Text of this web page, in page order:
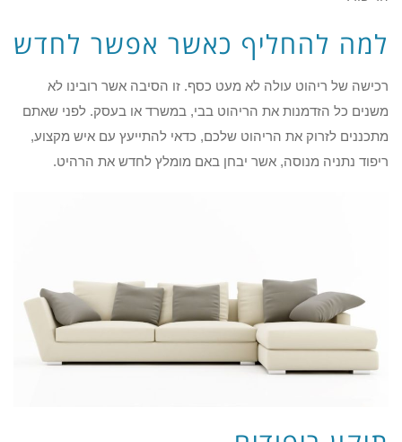
למה להחליף כאשר אפשר לחדש
רכישה של ריהוט עולה לא מעט כסף. זו הסיבה אשר רובינו לא
משנים כל הזדמנות את הריהוט בבי, במשרד או בעסק. לפני שאתם
מתכננים לזרוק את הריהוט שלכם, כדאי להתייעץ עם איש מקצוע,
ריפוד נתניה מנוסה, אשר יבחן באם מומלץ לחדש את הרהיט.